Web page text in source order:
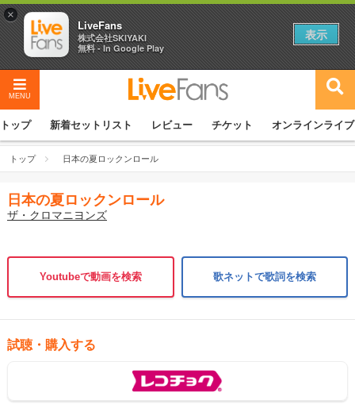
MENU
トップ 新着セットリスト レビュー チケット オンラインライブ
トップ 日本の夏ロックンロール
日本の夏ロックンロール
ザ・クロマニヨンズ
Youtubeで動画を検索 歌ネットで歌詞を検索
試聴・購入する
×
LiveFans
株式会社SKIYAKI
無料 - In Google Play
表示